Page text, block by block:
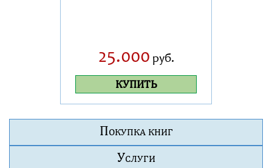
25.000 руб.
КУПИТЬ
ПОКУПКА КНИГ
УСЛУГИ